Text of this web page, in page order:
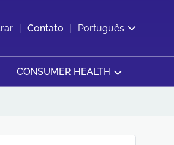
Contato Português
CONSUMER HEALTH